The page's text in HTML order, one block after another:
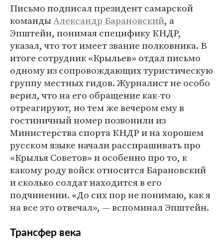
Письмо подписал президент самарской
командыАлександр Барановский, а
Эпштейн, понимая специфику КНДР,
указал, что тот имеет звание полковника. В
итоге сотрудник «Крыльев» отдал письмо
одному из сопровождающих туристическую
группу местных гидов. Журналист не особо
верил, что на его обращение как-то
отреагируют, но тем же вечером ему в
гостиничный номер позвонили из
Министерства спорта КНДР и на хорошем
русском языке начали расспрашивать про
«Крылья Советов» и особенно про то, к
какому роду войск относится Барановский
и сколько солдат находится в его
подчинении. «До сих пор не понимаю, как я
на все это отвечал», — вспоминал Эпштейн.
Трансфер века